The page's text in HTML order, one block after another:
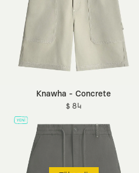
Knawha - Concrete
$ 84